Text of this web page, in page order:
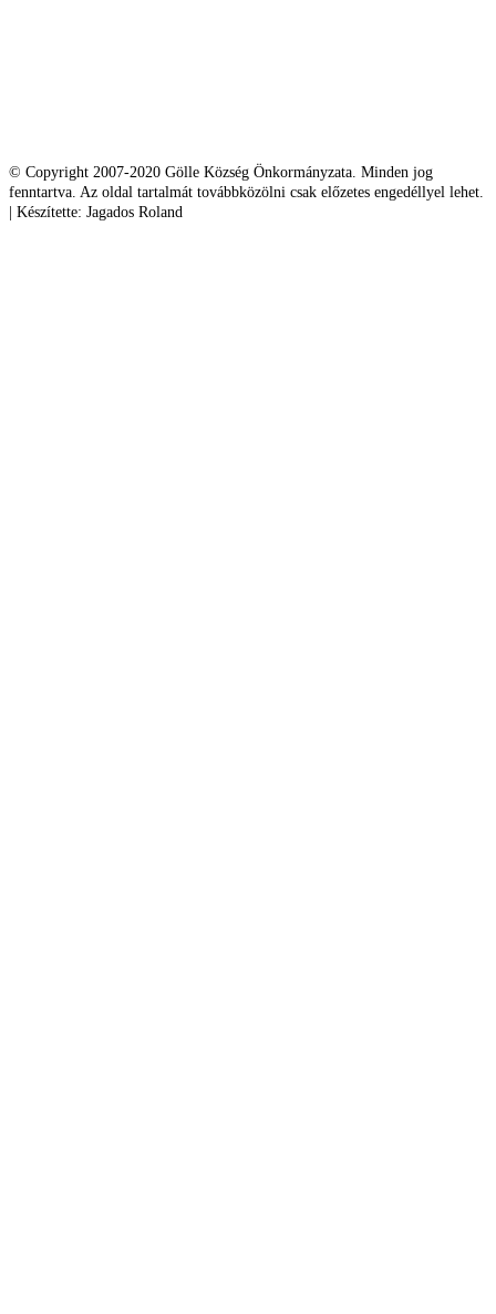
© Copyright 2007-2020 Gölle Község Önkormányzata. Minden jog
fenntartva. Az oldal tartalmát továbbközölni csak előzetes engedéllyel lehet.
| Készítette: Jagados Roland